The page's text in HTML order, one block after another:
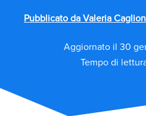
Pubblicato da Valeria
Aggiornato il 30
Tempo di